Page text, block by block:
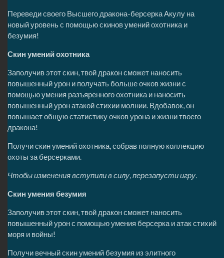
Переведи своего Высшего дракона-берсерка Акулу на
новый уровень с помощью скинов умений охотника и
безумия!
Скин умений охотника
Заполучив этот скин, твой дракон сможет наносить
повышенный урон и получать больше очков жизни с
помощью умения разъяренного охотника и наносить
повышенный урон атакой стихии молнии. Вдобавок, он
повышает общую статистику очков урона и жизни твоего
дракона!
Получи скин умений охотника, собрав полную коллекцию
охоты за берсерками.
Чтобы изменения вступили в силу, перезапусти игру.
Скин умения безумия
Заполучив этот скин, твой дракон сможет наносить
повышенный урон с помощью умения берсерка и атак стихий
моря и войны!
Получи вечный скин умений безумия из элитного